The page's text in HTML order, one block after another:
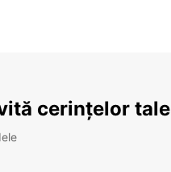
cerințelor tale